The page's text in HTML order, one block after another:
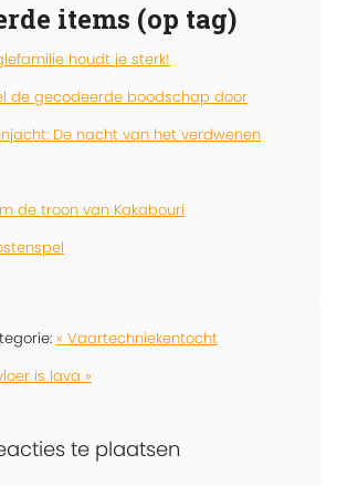
items (op tag)
houdt je sterk!
de gecodeerde boodschap door
De nacht van het verdwenen
de troon van Kakabouri
« Vaartechniekentocht
is lava »
te plaatsen